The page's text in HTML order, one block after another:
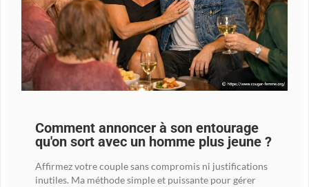
Comment annoncer à son entourage
qu'on sort avec un homme plus jeune ?
Affirmez votre couple sans compromis ni justifications
inutiles. Ma méthode simple et puissante pour gérer